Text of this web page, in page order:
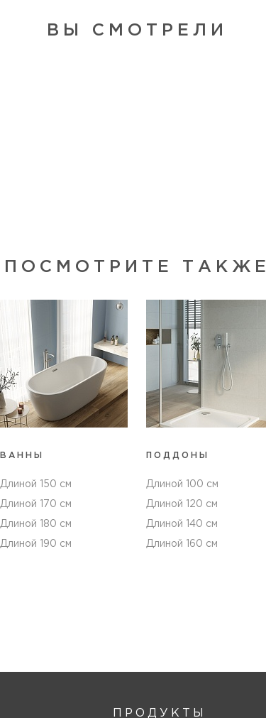
ВЫ СМОТРЕЛИ
ПОСМОТРИТЕ ТАКЖЕ
ВАННЫ
Длиной 150 см
Длиной 170 см
Длиной 180 см
Длиной 190 см
ПОДДОНЫ
Длиной 100 см
Длиной 120 см
Длиной 140 см
Длиной 160 см
ПРОДУКТЫ